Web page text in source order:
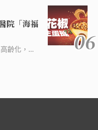
造 80%
處 2023
是企業面
攤位設
齡友善城
創新企
齡服務三
戴式照護
望首都願景
院「海福
齡化，攝
治療選
06